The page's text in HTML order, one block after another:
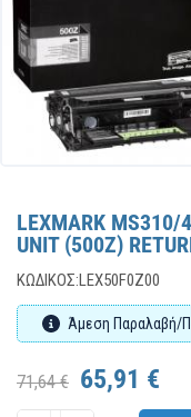
LEXMARK
UNIT (500Z)
ΚΩΔΙΚΌΣ:LEX50F0Z00
Άμεση Παραλαβή/
71,64 € 65,91 €